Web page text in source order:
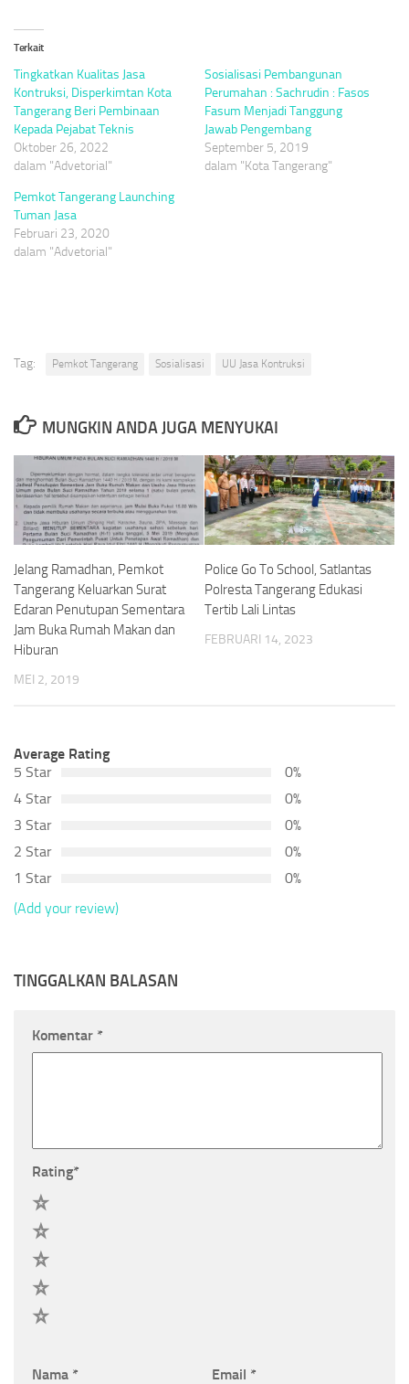
Terkait
Tingkatkan Kualitas Jasa
Kontruksi, Disperkimtan Kota
Tangerang Beri Pembinaan
Kepada Pejabat Teknis
Oktober 26, 2022
dalam "Advetorial"
Sosialisasi Pembangunan
Perumahan : Sachrudin : Fasos
Fasum Menjadi Tanggung
Jawab Pengembang
September 5, 2019
dalam "Kota Tangerang"
Pemkot Tangerang Launching
Tuman Jasa
Februari 23, 2020
dalam "Advetorial"
Tag: Pemkot Tangerang Sosialisasi UU Jasa Kontruksi
MUNGKIN ANDA JUGA MENYUKAI
Jelang Ramadhan, Pemkot
Tangerang Keluarkan Surat
Edaran Penutupan Sementara
Jam Buka Rumah Makan dan
Hiburan
MEI 2, 2019
Police Go To School, Satlantas
Polresta Tangerang Edukasi
Tertib Lali Lintas
FEBRUARI 14, 2023
Average Rating
5 Star
0%
4 Star
0%
3 Star
0%
2 Star
0%
1 Star
0%
(Add your review)
TINGGALKAN BALASAN
Komentar *
Rating*
Nama * Email *